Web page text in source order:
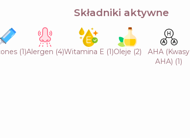
Składniki aktywne
(1)Alergen (4)Witamina E (1)Oleje (2)
AHA (Kwasy
AHA) (1)